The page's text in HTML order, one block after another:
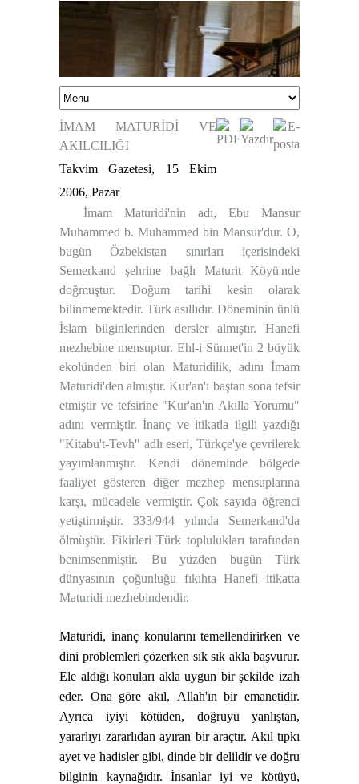
İMAM MATURİDİ VE
AKILCILIĞI
Takvim Gazetesi, 15 Ekim
2006, Pazar
İmam Maturidi'nin adı, Ebu Mansur
Muhammed b. Muhammed bin Mansur'dur. O,
bugün Özbekistan sınırları içerisindeki
Semerkand şehrine bağlı Maturit Köyü'nde
doğmuştur. Doğum tarihi kesin olarak
bilinmemektedir. Türk asıllıdır. Döneminin ünlü
İslam bilginlerinden dersler almıştır. Hanefi
mezhebine mensuptur. Ehl-i Sünnet'in 2 büyük
ekolünden biri olan Maturidilik, adını İmam
Maturidi'den almıştır. Kur'an'ı baştan sona tefsir
etmiştir ve tefsirine "Kur'an'ın Akılla Yorumu"
adını vermiştir. İnanç ve itikatla ilgili yazdığı
"Kitabu't-Tevh" adlı eseri, Türkçe'ye çevrilerek
yayımlanmıştır. Kendi döneminde bölgede
faaliyet gösteren diğer mezhep mensuplarına
karşı, mücadele vermiştir. Çok sayıda öğrenci
yetiştirmiştir. 333/944 yılında Semerkand'da
ölmüştür. Fikirleri Türk toplulukları tarafından
benimsenmiştir. Bu yüzden bugün Türk
dünyasının çoğunluğu fıkıhta Hanefi itikatta
Maturidi mezhebindendir.
Maturidi, inanç konularını temellendirirken ve
dini problemleri çözerken sık sık akla başvurur.
Ele aldığı konuları akla uygun bir şekilde izah
eder. Ona göre akıl, Allah'ın bir emanetidir.
Ayrıca iyiyi kötüden, doğruyu yanlıştan,
yararlıyı zararlıdan ayıran bir araçtır. Akıl tıpkı
ayet ve hadisler gibi, dinde bir delildir ve doğru
bilginin kaynağıdır. İnsanlar iyi ve kötüyü,